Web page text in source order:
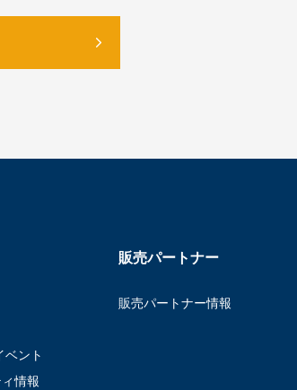
ベント
情報
販売パートナー
販売パートナー情報